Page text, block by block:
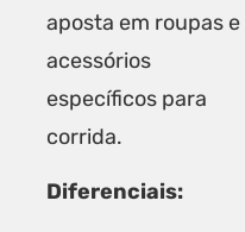
aposta em roupas e
acessórios
específicos para
corrida.
Diferenciais: